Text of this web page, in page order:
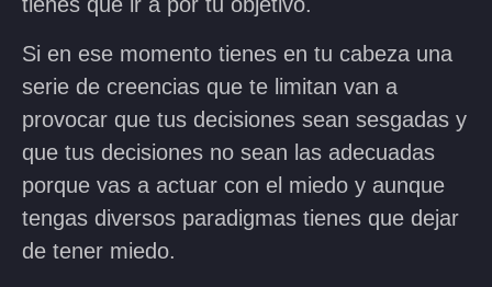
Si en ese momento tienes en tu cabeza una
serie de creencias que te limitan van a
provocar que tus decisiones sean sesgadas y
que tus decisiones no sean las adecuadas
porque vas a actuar con el miedo y aunque
tengas diversos paradigmas tienes que dejar
de tener miedo.